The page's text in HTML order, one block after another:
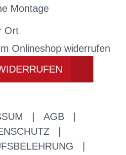
Montage
Ort
Onlineshop widerrufen
AGB